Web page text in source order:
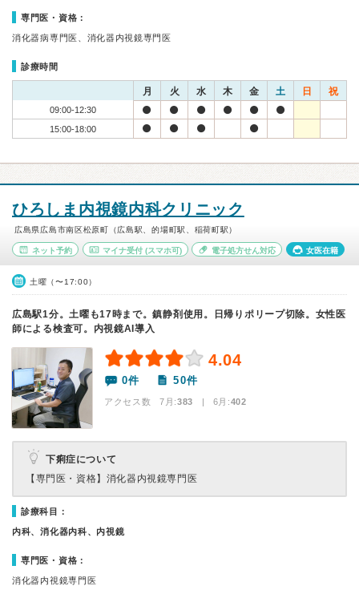
専門医・資格：
消化器病専門医、消化器内視鏡専門医
診療時間
月 火 水 木 金 土 日 祝
09:00-12:30
15:00-18:00
ひろしま内視鏡内科クリニック
広島県広島市南区松原町（広島駅、的場町駅、稲荷町駅）
ネット予約 マイナ受付(スマホ可) 電子処方せん対応 女医在籍
土曜（〜17:00）
広島駅1分。土曜も17時まで。鎮静剤使用。日帰りポリープ切除。女性医
師による検査可。内視鏡AI導入
4.04
0件 50件
アクセス数 7月:383 | 6月:402
下痢症について
【専門医・資格】 消化器内視鏡専門医
診療科目：
内科、消化器内科、内視鏡
専門医・資格：
消化器内視鏡専門医